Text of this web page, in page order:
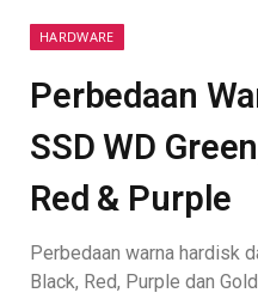
HARDWARE
Perbedaan
SSD WD
Red & Purple
Perbedaan warna hardisk
Black, Red, Purple dan